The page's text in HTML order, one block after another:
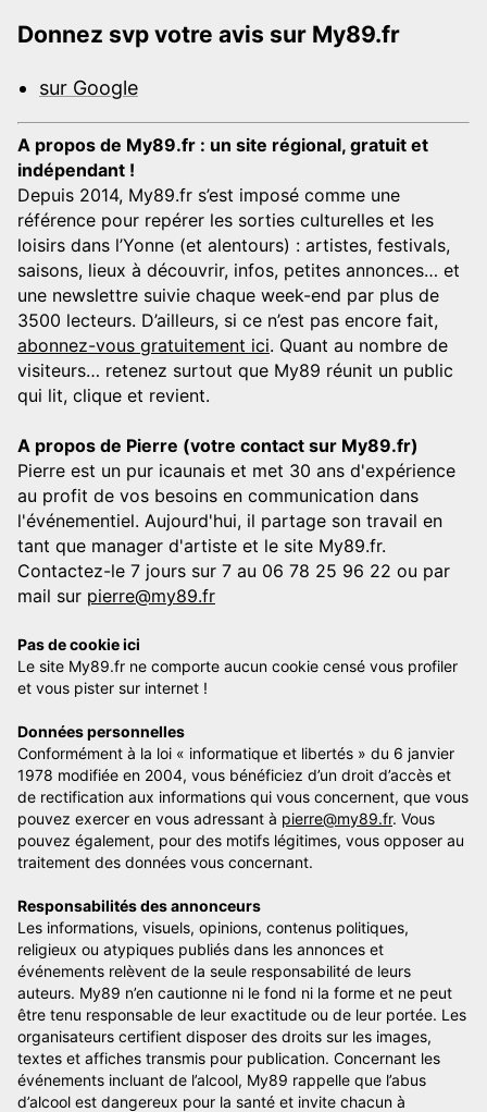
Donnez svp votre avis sur My89.fr
sur Google
A propos de My89.fr : un site régional, gratuit et
indépendant !
Depuis 2014, My89.fr s’est imposé comme une
référence pour repérer les sorties culturelles et les
loisirs dans l’Yonne (et alentours) : artistes, festivals,
saisons, lieux à découvrir, infos, petites annonces… et
une newslettre suivie chaque week-end par plus de
3500 lecteurs. D’ailleurs, si ce n’est pas encore fait,
abonnez-vous gratuitement ici. Quant au nombre de
visiteurs… retenez surtout que My89 réunit un public
qui lit, clique et revient.
A propos de Pierre (votre contact sur My89.fr)
Pierre est un pur icaunais et met 30 ans d'expérience
au profit de vos besoins en communication dans
l'événementiel. Aujourd'hui, il partage son travail en
tant que manager d'artiste et le site My89.fr.
Contactez-le 7 jours sur 7 au 06 78 25 96 22 ou par
mail sur pierre@my89.fr
Pas de cookie ici
Le site My89.fr ne comporte aucun cookie censé vous profiler
et vous pister sur internet !
Données personnelles
Conformément à la loi « informatique et libertés » du 6 janvier
1978 modifiée en 2004, vous bénéficiez d’un droit d’accès et
de rectification aux informations qui vous concernent, que vous
pouvez exercer en vous adressant à pierre@my89.fr. Vous
pouvez également, pour des motifs légitimes, vous opposer au
traitement des données vous concernant.
Responsabilités des annonceurs
Les informations, visuels, opinions, contenus politiques,
religieux ou atypiques publiés dans les annonces et
événements relèvent de la seule responsabilité de leurs
auteurs. My89 n’en cautionne ni le fond ni la forme et ne peut
être tenu responsable de leur exactitude ou de leur portée. Les
organisateurs certifient disposer des droits sur les images,
textes et affiches transmis pour publication. Concernant les
événements incluant de l’alcool, My89 rappelle que l’abus
d’alcool est dangereux pour la santé et invite chacun à